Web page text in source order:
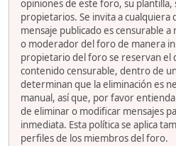
opiniones de este foro, su plantilla,
propietarios. Se invita a cualquiera
mensaje publicado es censurable
o moderador del foro de manera
propietario del foro se reservan el
contenido censurable, dentro de
determinan que la eliminación es
manual, así que, por favor
de eliminar o modificar mensajes
inmediata. Esta política se aplica
perfiles de los miembros del foro.